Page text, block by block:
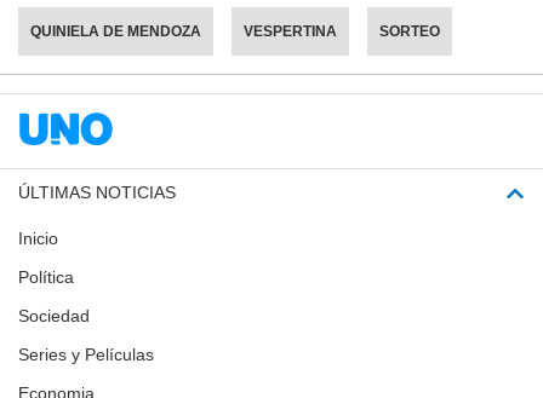
QUINIELA DE MENDOZA VESPERTINA SORTEO
ÚLTIMAS NOTICIAS
Inicio
Política
Sociedad
Series y Películas
Economia